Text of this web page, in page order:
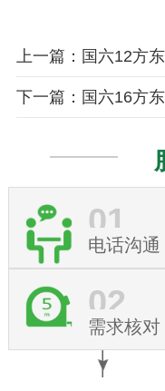
上一篇：国六12方
下一篇：国六16方
01
电话沟通
02
需求核对